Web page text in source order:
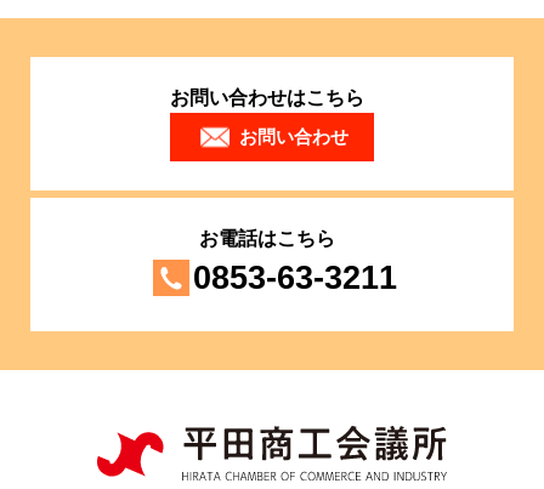
お問い合わせはこちら
お問い合わせ
お電話はこちら
0853-63-3211